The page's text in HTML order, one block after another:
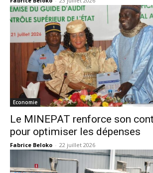
Economie
Le MINEPAT renforce son
pour optimiser les dépenses
Fabrice Beloko - 22 juillet 2026